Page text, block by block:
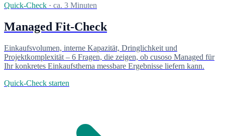
Quick-Check · ca. 3 Minuten
Managed Fit-Check
Einkaufsvolumen, interne Kapazität, Dringlichkeit und
Projektkomplexität – 6 Fragen, die zeigen, ob cusoso Managed für
Ihr konkretes Einkaufsthema messbare Ergebnisse liefern kann.
Quick-Check starten